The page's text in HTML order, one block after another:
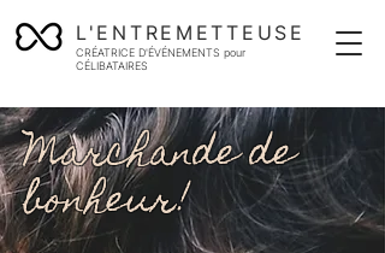
L'ENTREMETTEUSE
CRÉATRICE D'ÉVÉNEMENTS pour
CÉLIBATAIRES
Marchande de
bonheur!